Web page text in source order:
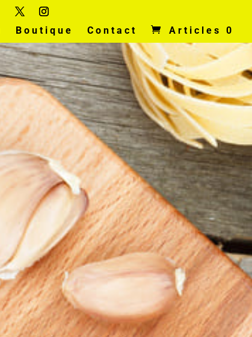
Boutique Contact Articles 0